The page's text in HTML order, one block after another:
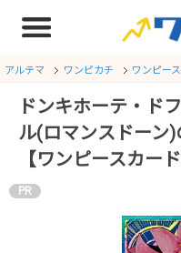
アルテマ ワンピカチ ワンピー
ドンキホーテ・ド
ル(ロマンスドーン
【ワンピースカード
PR